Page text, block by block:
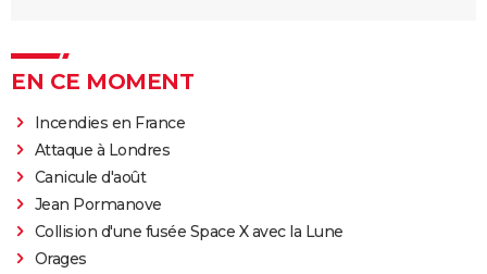
EN CE MOMENT
Incendies en France
Attaque à Londres
Canicule d'août
Jean Pormanove
Collision d'une fusée Space X avec la Lune
Orages